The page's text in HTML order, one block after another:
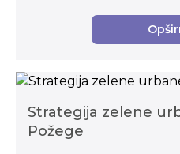
Strategija zelene
Požege